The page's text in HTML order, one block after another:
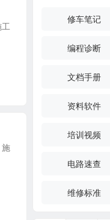
施
修车笔记
编程诊断
文档手册
资料软件
培训视频
电路速查
维修标准